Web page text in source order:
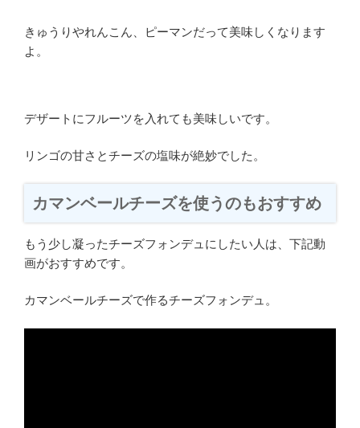
きゅうりやれんこん、ピーマンだって美味しくなります
よ。
デザートにフルーツを入れても美味しいです。
リンゴの甘さとチーズの塩味が絶妙でした。
カマンベールチーズを使うのもおすすめ
もう少し凝ったチーズフォンデュにしたい人は、下記動
画がおすすめです。
カマンベールチーズで作るチーズフォンデュ。